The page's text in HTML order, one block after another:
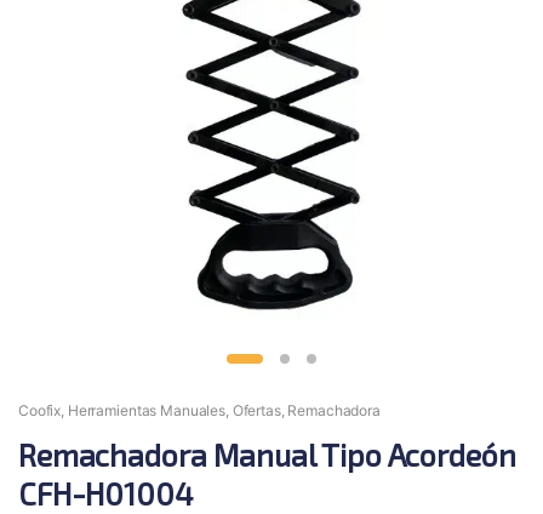
Coofix, Herramientas Manuales, Ofertas, Remachadora
Remachadora Manual Tipo Acordeón
CFH-H01004